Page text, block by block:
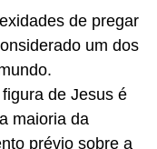
de pregar
um dos
de Jesus é
maioria da
prévio sobre a